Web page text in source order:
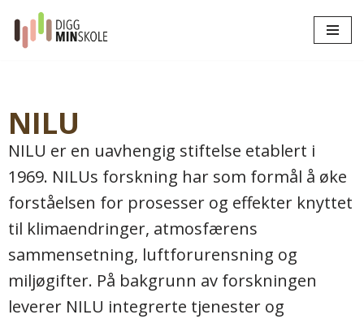
Hopp
NILU
NILU er en uavhengig stiftelse etablert i
1969. NILUs forskning har som formål å øke
forståelsen for prosesser og effekter knyttet
til klimaendringer, atmosfærens
sammensetning, luftforurensning og
miljøgifter. På bakgrunn av forskningen
leverer NILU integrerte tjenester og